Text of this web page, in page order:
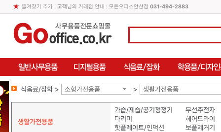
즐겨찾기 추가| 고객님의 거래점 안내 : 모든오피스안산점 031-494-2883
식음료/잡화 > 소형가전용품 > 생활가전용품
생활가전용품
가습/제습/공기청정기
무선주전자
다리미
헤어드라이
핫플레이트/인덕션
보풀제거기